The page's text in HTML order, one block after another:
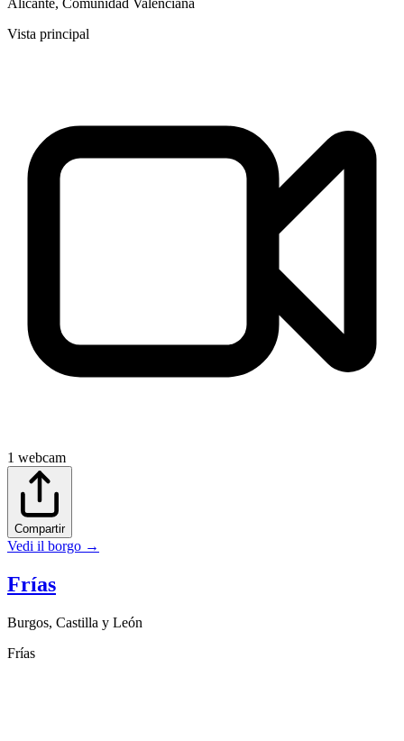
Alicante, Comunidad Valenciana
Vista principal
1 webcam
Compartir
Vedi il borgo →
Frías
Burgos, Castilla y León
Frías